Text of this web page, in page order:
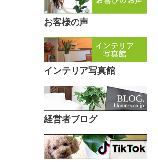
お客様の声
インテリア写真館
経営者ブログ